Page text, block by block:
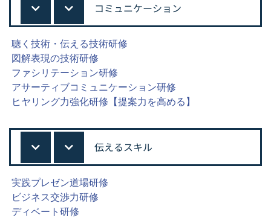
コミュニケーション
聴く技術・伝える技術研修
図解表現の技術研修
ファシリテーション研修
アサーティブコミュニケーション研修
ヒヤリング力強化研修【提案力を高める】
伝えるスキル
実践プレゼン道場研修
ビジネス交渉力研修
ディベート研修